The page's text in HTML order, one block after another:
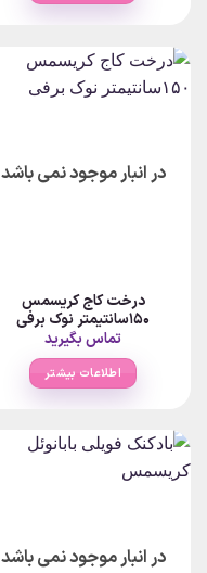
در انبار موجود نمی باشد
درخت کاج کریسمس
۱۵۰سانتیمتر نوک برفی
تماس بگیرید
اطلاعات بیشتر
در انبار موجود نمی باشد